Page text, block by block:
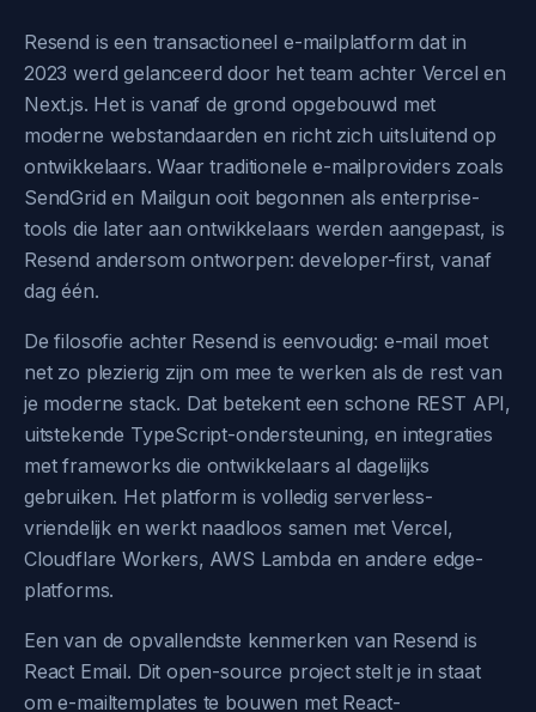
Resend is een transactioneel e-mailplatform dat in
2023 werd gelanceerd door het team achter Vercel en
Next.js. Het is vanaf de grond opgebouwd met
moderne webstandaarden en richt zich uitsluitend op
ontwikkelaars. Waar traditionele e-mailproviders zoals
SendGrid en Mailgun ooit begonnen als enterprise-
tools die later aan ontwikkelaars werden aangepast, is
Resend andersom ontworpen: developer-first, vanaf
dag één.
De filosofie achter Resend is eenvoudig: e-mail moet
net zo plezierig zijn om mee te werken als de rest van
je moderne stack. Dat betekent een schone REST API,
uitstekende TypeScript-ondersteuning, en integraties
met frameworks die ontwikkelaars al dagelijks
gebruiken. Het platform is volledig serverless-
vriendelijk en werkt naadloos samen met Vercel,
Cloudflare Workers, AWS Lambda en andere edge-
platforms.
Een van de opvallendste kenmerken van Resend is
React Email. Dit open-source project stelt je in staat
om e-mailtemplates te bouwen met React-